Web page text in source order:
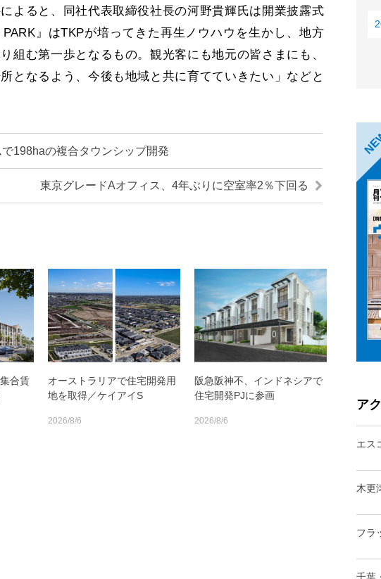
よると、同社代表取締役社長の河野貴輝氏は開業披露式
』はTKPが培ってきた再生ノウハウを生かし、地方
組む第一歩となるもの。観光客にも地元の皆さまにも、
となるよう、今後も地域と共に育てていきたい」などと
198haの複合タウンシップ開発
東京グレードAオフィス、4年ぶりに空室率2％下回る
合賃
オーストラリアで住宅開発用
地を取得／ケイアイS
2026/8/6
阪急阪神不、インドネシアで
住宅開発PJに参画
2026/8/6
ア
エス
木更
フラ